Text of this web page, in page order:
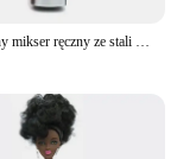
Elektryczny mikser ręczny ze stali nierdzewnej lekki Blender do pieczenia i gotowania